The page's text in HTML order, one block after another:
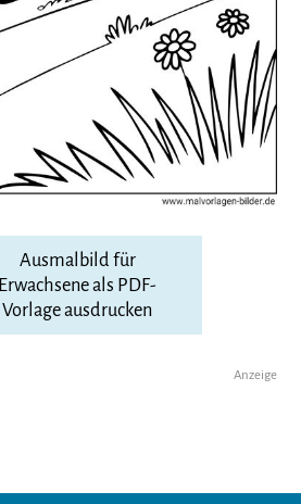
Ausmalbild für
Erwachsene als PDF-
Vorlage ausdrucken
Anzeige